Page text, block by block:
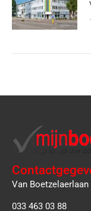
Van
033 463 03 88